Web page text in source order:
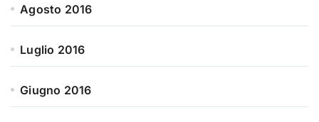
Agosto 2016
Luglio 2016
Giugno 2016